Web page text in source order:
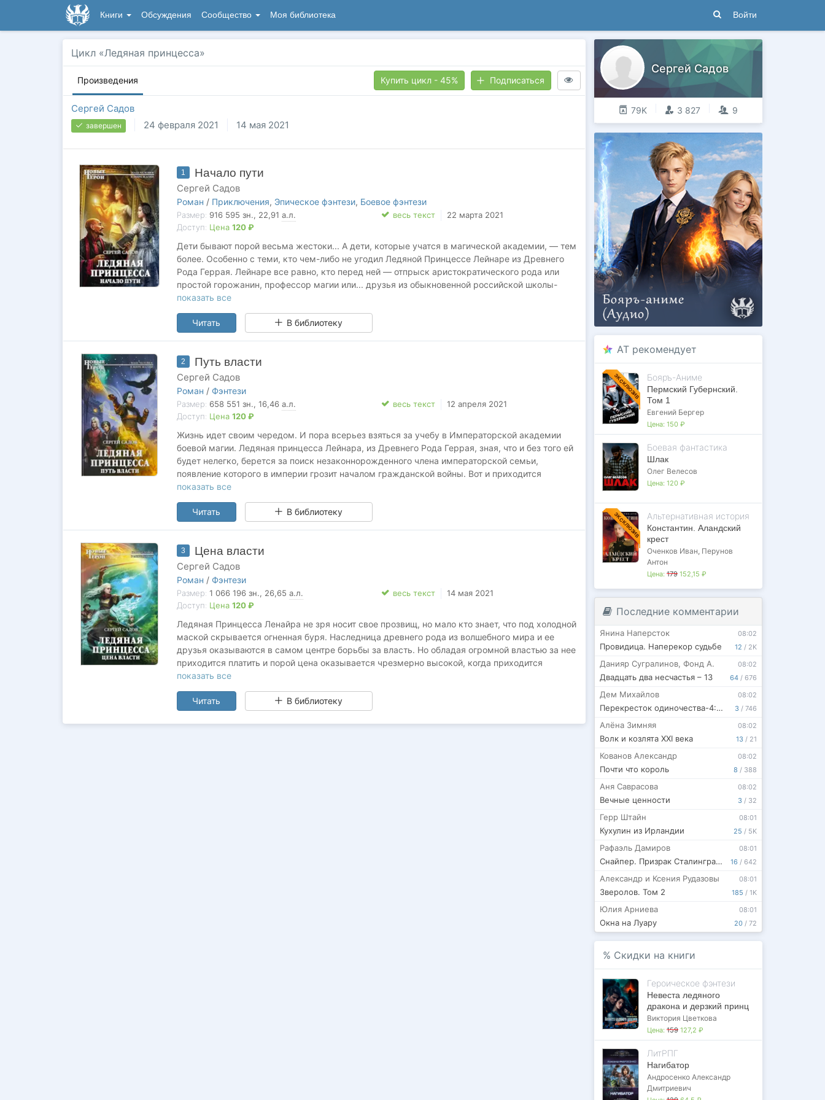
Книги Обсуждения Сообщество Моя библиотека Войти
Цикл «Ледяная принцесса»
Произведения Купить цикл - 45% Подписаться
Сергей Садов
завершен 24 февраля 2021 14 мая 2021
1 Начало пути
Сергей Садов
Роман / Приключения, Эпическое фэнтези, Боевое фэнтези
Размер: 916 595 зн., 22,91 а.л.
Доступ: Цена 120 ₽
весь текст 22 марта 2021
Дети бывают порой весьма жестоки... А дети, которые учатся в магической академии, — тем
более. Особенно с теми, кто чем-либо не угодил Ледяной Принцессе Лейнаре из Древнего
Рода Геррая. Лейнаре все равно, кто перед ней — отпрыск аристократического рода или
простой горожанин, профессор магии или... друзья из обыкновенной российской школы-
интерната. Ведь Ледяная Принцесса, чье сердце надолго сковано жаждой мести, умеет с
отомстить?..
показать все
Читать В библиотеку
2 Путь власти
Сергей Садов
Роман / Фэнтези
Размер: 658 551 зн., 16,46 а.л.
Доступ: Цена 120 ₽
весь текст 12 апреля 2021
Жизнь идет своим чередом. И пора всерьез взяться за учебу в Императорской академии
боевой магии. Ледяная принцесса Лейнара, из Древнего Рода Геррая, зная, что и без того ей
будет нелегко, берется за поиск незаконнорожденного члена императорской семьи,
появление которого в империи грозит началом гражданской войны. Вот и приходится
Лейнаре вертеться. Справится ли она сама, помогут ли ей друзья или настала
порой весьма щепетильные, но при этом будет держать язык за зубами. А борьба за власть
в империи тем временем усиливается, и уже начинает литься кровь. Удастся ли Ледяной
Получится ли разобраться в интригах императорского двора?
показать все
Читать В библиотеку
3 Цена власти
Сергей Садов
Роман / Фэнтези
Размер: 1 066 196 зн., 26,65 а.л.
Доступ: Цена 120 ₽
весь текст 14 мая 2021
Ледяная Принцесса Ленайра не зря носит свое прозвищ, но мало кто знает, что под холодной
маской скрывается огненная буря. Наследница древнего рода из волшебного мира и ее
друзья оказываются в самом центре борьбы за власть. Но обладая огромной властью за нее
приходится платить и порой цена оказывается чрезмерно высокой, когда приходится
выбирать: власть или счастье.
показать все
Читать В библиотеку
Сергей Садов
79K 3 827 9
AT рекомендует
ЭКСКЛЮЗИВ Бояръ-Аниме
Пермский Губернский.
Том 1
Евгений Бергер
Цена: 150 ₽
Боевая фантастика
Шлак
Олег Велесов
Цена: 120 ₽
ЭКСКЛЮЗИВ Альтернативная история
Константин. Аландский
крест
Оченков Иван Перунов
Антон
Цена: 179 152,15 ₽
Последние комментарии
12 / 2K
08:02
Янина Наперсток
Провидица. Наперекор судьбе
64 / 676
08:02
Данияр Сугралинов, Фонд А.
Двадцать два несчастья – 13
3 / 746
08:02
Дем Михайлов
Перекресток одиночества-4: Часть вторая
13 / 21
08:02
Алёна Зимняя
Волк и козлята XXI века
8 / 388
08:02
Кованов Александр
Почти что король
3 / 32
08:02
Аня Саврасова
Вечные ценности
25 / 5K
08:01
Герр Штайн
Кухулин из Ирландии
16 / 642
08:01
Рафаэль Дамиров
Снайпер. Призрак Сталинграда - 3
185 / 1K
08:01
Александр и Ксения Рудазовы
Зверолов. Том 2
20 / 72
08:01
Юлия Арниева
Окна на Луару
% Скидки на книги
Героическое фэнтези
Невеста ледяного
дракона и дерзкий принц
Виктория Цветкова
Цена: 159 127,2 ₽
ЛитРПГ
Нагибатор
Андросенко Александр
Дмитриевич